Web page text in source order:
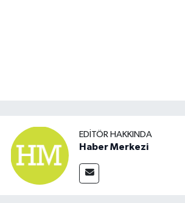
EDITÖR HAKKINDA
Haber Merkezi